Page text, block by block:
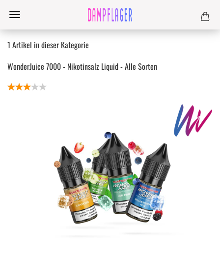
1 Artikel in dieser Kategorie
WonderJuice 7000 - Nikotinsalz Liquid - Alle Sorten